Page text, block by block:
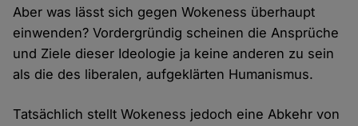
Aber was lässt sich gegen Wokeness überhaupt
einwenden? Vordergründig scheinen die Ansprüche
und Ziele dieser Ideologie ja keine anderen zu sein
als die des liberalen, aufgeklärten Humanismus.
Tatsächlich stellt Wokeness jedoch eine Abkehr von